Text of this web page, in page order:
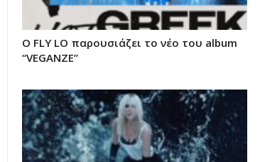
Ο FLY LO παρουσιάζει το νέο του album
“VEGANZE”